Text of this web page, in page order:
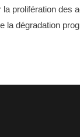
la prolifération des
la dégradation